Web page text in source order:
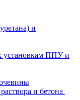
и
установкам ППУ и
и бетона